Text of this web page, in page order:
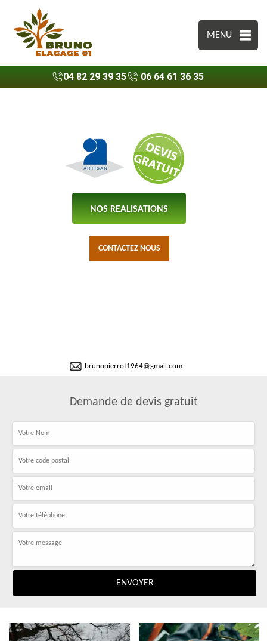
MENU
04 82 29 39 35 06 64 61 36 35
NOS REALISATIONS
CONTACTEZ NOUS
brunopierrot1964@gmail.com
Demande de devis gratuit